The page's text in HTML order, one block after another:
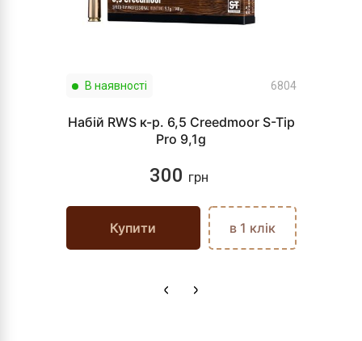
В наявності 6804
Набій RWS к-р. 6,5 Creedmoor S-Tip
Pro 9,1g
300 грн
Купити в 1 клік